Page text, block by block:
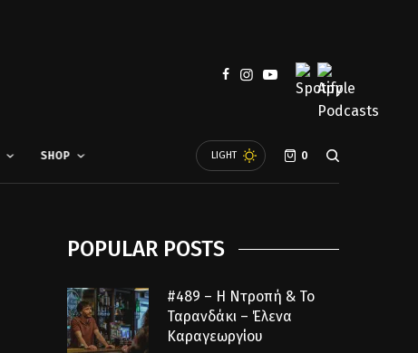
SHOP LIGHT 0
POPULAR POSTS
#489 – Η Ντροπή & Το
Ταρανδάκι – Έλενα
Καραγεωργίου